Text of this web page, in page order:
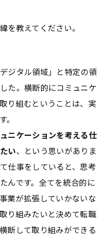
を教えてください。
ジタル領域」と特定の領
た。横断的にコミュニケ
り組むということは、実
ニケーションを考える仕
い、という思いがありま
仕事をしていると、思考
んです。全てを統合的に
業が拡張していかないな
り組みたいと決めて転職
断して取り組みができる